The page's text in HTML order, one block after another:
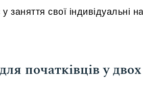
заняття свої
початківців у